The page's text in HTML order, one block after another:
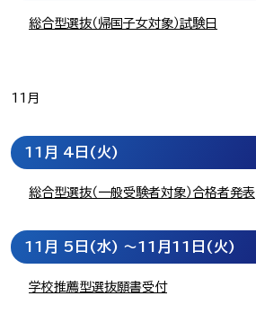
総合型選抜（帰国子女対象）試験日
11月
11月 4日 (火)
総合型選抜（一般受験者対象）合格者発表
11月 5日 (水) ～11月11日 (火)
学校推薦型選抜願書受付